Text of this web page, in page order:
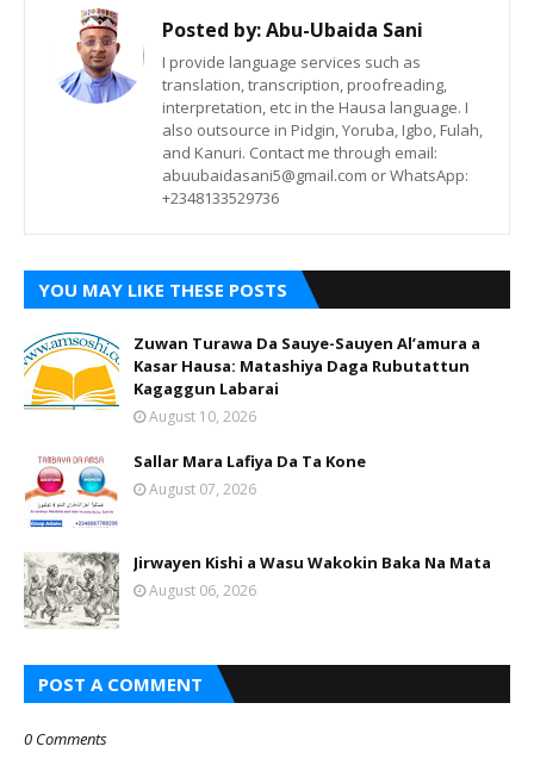
Posted by:Abu-Ubaida Sani
I provide language services such as
translation, transcription, proofreading,
interpretation, etc in the Hausa language. I
also outsource in Pidgin, Yoruba, Igbo, Fulah,
and Kanuri. Contact me through email:
abuubaidasani5@gmail.com or WhatsApp:
+2348133529736
YOU MAY LIKE THESE POSTS
Zuwan Turawa Da Sauye-Sauyen Al’amura a
Kasar Hausa: Matashiya Daga Rubutattun
Kagaggun Labarai
August 10, 2026
Sallar Mara Lafiya Da Ta Kone
August 07, 2026
Jirwayen Kishi a Wasu Wakokin Baka Na Mata
August 06, 2026
POST A COMMENT
0 Comments